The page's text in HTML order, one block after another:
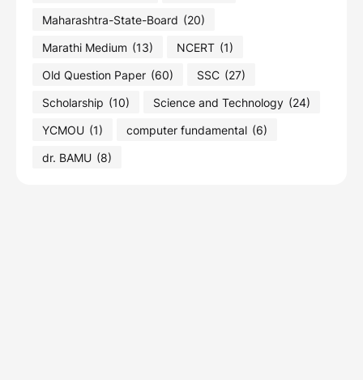
Maharashtra-State-Board (20)
Marathi Medium (13) NCERT (1)
Old Question Paper (60) SSC (27)
Scholarship (10) Science and Technology (24)
YCMOU (1) computer fundamental (6)
dr. BAMU (8)